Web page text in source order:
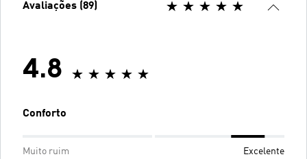
Avaliações (89)
4.8
Conforto
Muito ruim Excelente